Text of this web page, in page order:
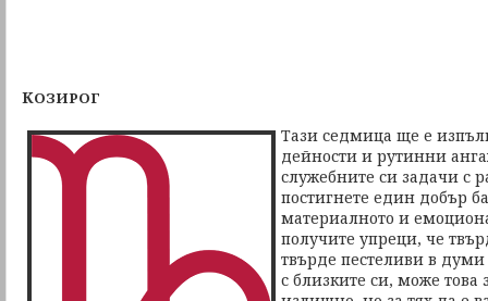
КОЗИРОГ
Тази седмица ще е
дейности и рутинни
служебните си задачи с
постигнете един добър
материалното и
получите упреци, че
твърде пестеливи в
с близките си, може това